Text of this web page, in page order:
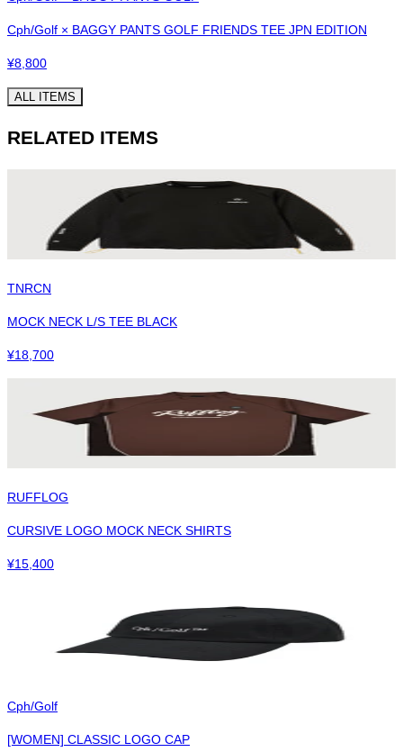
Cph/Golf × BAGGY PANTS GOLF FRIENDS TEE JPN EDITION
¥8,800
ALL ITEMS
RELATED ITEMS
TNRCN
MOCK NECK L/S TEE BLACK
¥18,700
RUFFLOG
CURSIVE LOGO MOCK NECK SHIRTS
¥15,400
Cph/Golf
[WOMEN] CLASSIC LOGO CAP